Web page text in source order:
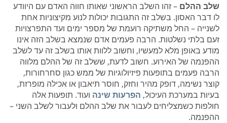
שלב ההלם – זהו השלב הראשוני שאותו חווה האדם עם היוודע
לו דבר האסון. בשלב זה התגובות יכולות לנוע מקיצוניות אחת
לשנייה – החל משתיקה רועמת של מספר ימים ועד התפרצויות
זעם בלתי נשלטות. הרבה פעמים אדם שנמצא בשלב הזה אינו
מודע באופן מלא למעשיו, וחשוב ללוות אותו בשלב זה עד לשלב
ההפנמה של האירוע. חשוב לדעת, ששלב זה של ההלם מלווה
הרבה פעמים בתופעות פיזיולוגיות של ממש כגון סחרחורות,
קוצר נשימה, דופק מהיר וחזק, חוסר תיאבון או אכילה מופרזת,
בעיות במערכת העיכול, הפרעות שינה ועוד. תופעות אלה
חולפות כשמצליחים לעבור את שלב ההלם ולעבור לשלב השני –
ההפנמה.